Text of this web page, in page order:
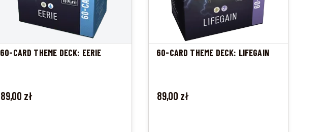
60-CARD THEME DECK: EERIE
Cena
89,00 zł
60-CARD THEME DECK: LIFEGAIN
Cena
89,00 zł